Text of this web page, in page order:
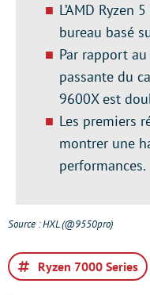
L’AMD Ryzen
bureau basé
Par rapport
passante du
9600X est
Les premiers
montrer une
performances.
Source : HXL (@9550pro)
Ryzen 7000 Series